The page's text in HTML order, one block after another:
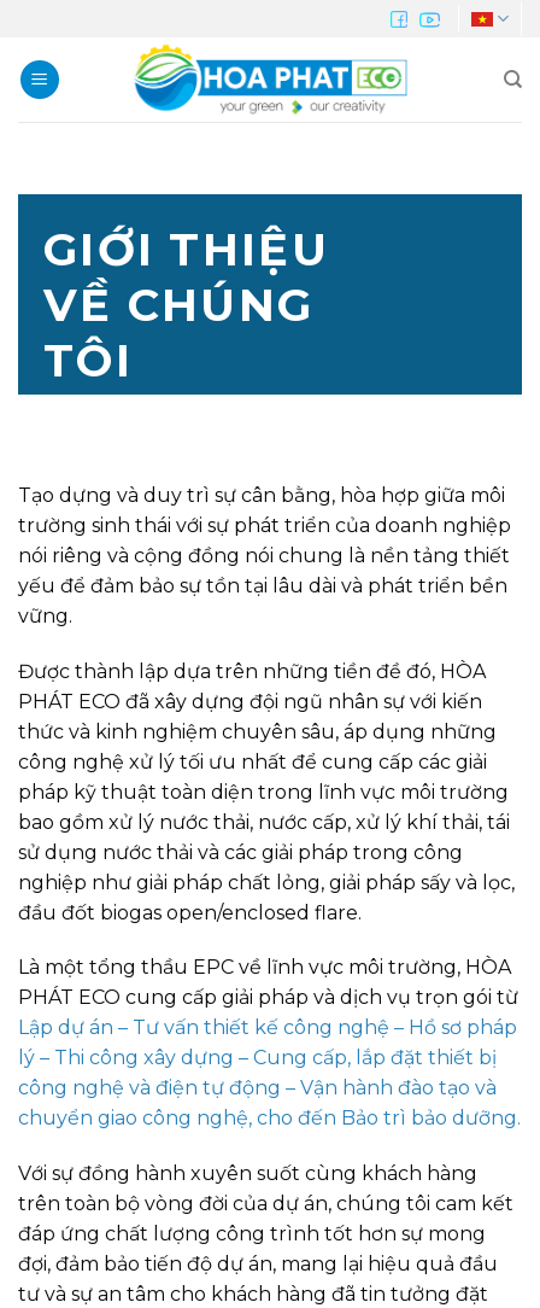
content
GIỚI THIỆU
VỀ CHÚNG
TÔI
Tạo dựng và duy trì sự cân bằng, hòa hợp giữa môi
trường sinh thái với sự phát triển của doanh nghiệp
nói riêng và cộng đồng nói chung là nền tảng thiết
yếu để đảm bảo sự tồn tại lâu dài và phát triển bền
vững.
Được thành lập dựa trên những tiền đề đó, HÒA
PHÁT ECO đã xây dựng đội ngũ nhân sự với kiến
thức và kinh nghiệm chuyên sâu, áp dụng những
công nghệ xử lý tối ưu nhất để cung cấp các giải
pháp kỹ thuật toàn diện trong lĩnh vực môi trường
bao gồm xử lý nước thải, nước cấp, xử lý khí thải, tái
sử dụng nước thải và các giải pháp trong công
nghiệp như giải pháp chất lỏng, giải pháp sấy và lọc,
đầu đốt biogas open/enclosed flare.
Là một tổng thầu EPC về lĩnh vực môi trường, HÒA
PHÁT ECO cung cấp giải pháp và dịch vụ trọn gói từ
Lập dự án – Tư vấn thiết kế công nghệ – Hồ sơ pháp
lý – Thi công xây dựng – Cung cấp, lắp đặt thiết bị
công nghệ và điện tự động – Vận hành đào tạo và
chuyển giao công nghệ, cho đến Bảo trì bảo dưỡng.
Với sự đồng hành xuyên suốt cùng khách hàng
trên toàn bộ vòng đời của dự án, chúng tôi cam kết
đáp ứng chất lượng công trình tốt hơn sự mong
đợi, đảm bảo tiến độ dự án, mang lại hiệu quả đầu
tư và sự an tâm cho khách hàng đã tin tưởng đặt